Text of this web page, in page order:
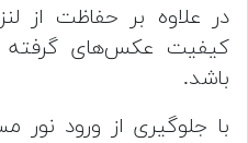
در علاوه بر حفاظت از
کیفیت عکس‌های گرفته
باشد.
با جلوگیری از ورود نور